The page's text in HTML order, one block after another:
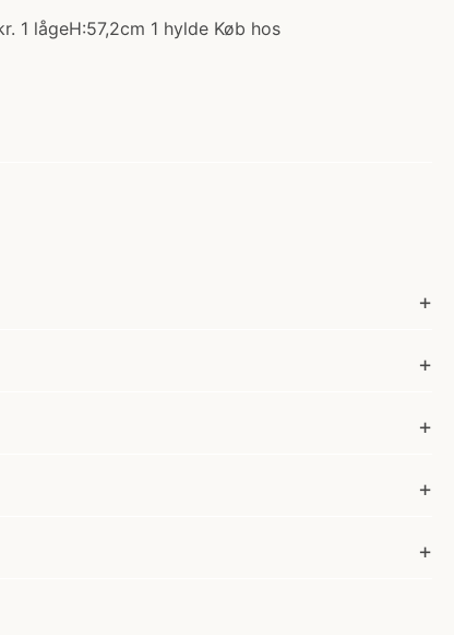
1 lågeH:57,2cm 1 hylde Køb hos